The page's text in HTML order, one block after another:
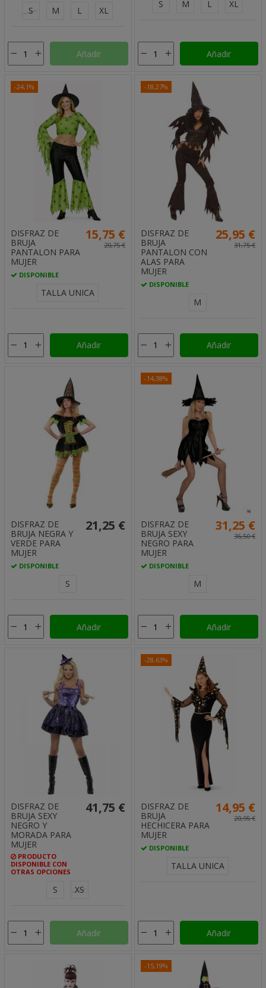
S M L XL
Añadir
S M L XL
Añadir
-24,1%
DISFRAZ DE
BRUJA
PANTALON PARA
MUJER
DISPONIBLE
15,75 €
20,75 €
TALLA UNICA
Añadir
-18,27%
DISFRAZ DE
BRUJA
PANTALON CON
ALAS PARA
MUJER
DISPONIBLE
25,95 €
31,75 €
M
Añadir
DISFRAZ DE
BRUJA NEGRA Y
VERDE PARA
MUJER
DISPONIBLE
21,25 €
S
Añadir
-14,38%
DISFRAZ DE
BRUJA SEXY
NEGRO PARA
MUJER
DISPONIBLE
31,25 €
36,50 €
M
Añadir
DISFRAZ DE
BRUJA SEXY
NEGRO Y
MORADA PARA
MUJER
PRODUCTO
DISPONIBLE CON
OTRAS OPCIONES
41,75 €
S XS
Añadir
-28,63%
DISFRAZ DE
BRUJA
HECHICERA PARA
MUJER
DISPONIBLE
14,95 €
20,95 €
TALLA UNICA
Añadir
-15,19%